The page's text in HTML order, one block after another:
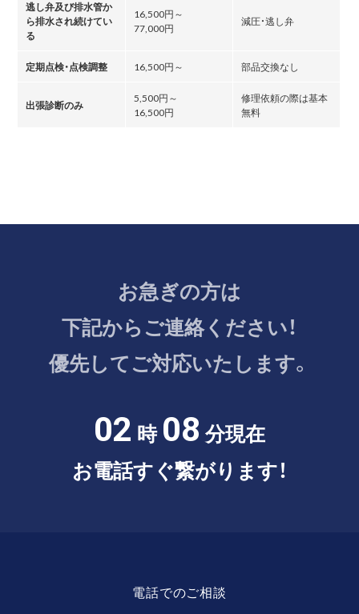
逃し弁及び排水管か
ら排水され続けてい
る
16,500円～
77,000円
減圧・逃し弁
定期点検・点検調整 16,500円～ 部品交換なし
出張診断のみ
5,500円～
16,500円
修理依頼の際は基本
無料
お急ぎの方は
下記からご連絡ください！
優先してご対応いたします。
02 時08 分現在
お電話すぐ繋がります！
電話でのご相談